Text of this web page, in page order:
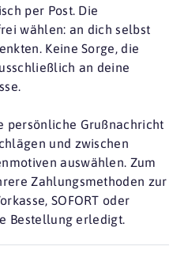
per Post. Die
wählen: an dich selbst
Keine Sorge, die
an deine
persönliche Grußnachricht
und zwischen
auswählen. Zum
Zahlungsmethoden zur
SOFORT oder
Bestellung erledigt.